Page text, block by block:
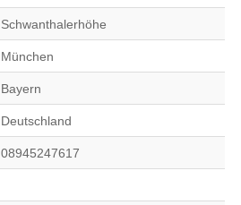
Schwanthalerhöhe
München
Bayern
Deutschland
08945247617